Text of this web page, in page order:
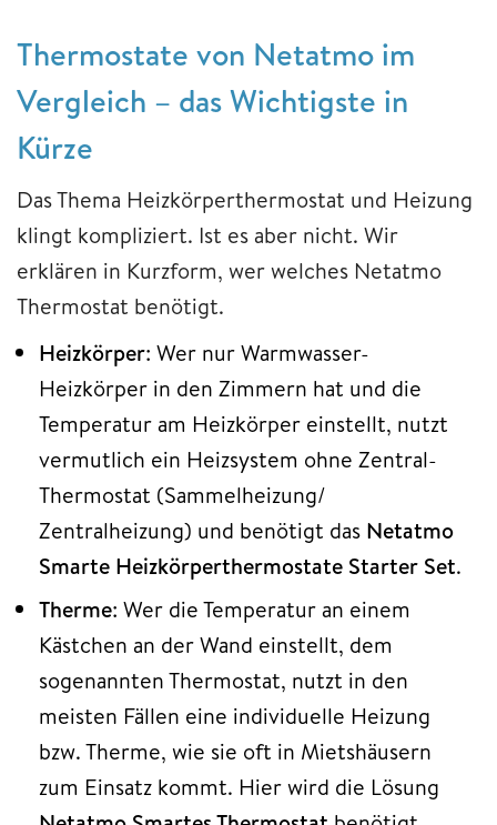
Thermostate von Netatmo im
Vergleich – das Wichtigste in
Kürze
Das Thema Heizkörperthermostat und Heizung
klingt kompliziert. Ist es aber nicht. Wir
erklären in Kurzform, wer welches Netatmo
Thermostat benötigt.
Heizkörper: Wer nur Warmwasser-
Heizkörper in den Zimmern hat und die
Temperatur am Heizkörper einstellt, nutzt
vermutlich ein Heizsystem ohne Zentral-
Thermostat (Sammelheizung/
Zentralheizung) und benötigt das Netatmo
Smarte Heizkörperthermostate Starter Set.
Therme: Wer die Temperatur an einem
Kästchen an der Wand einstellt, dem
sogenannten Thermostat, nutzt in den
meisten Fällen eine individuelle Heizung
bzw. Therme, wie sie oft in Mietshäusern
zum Einsatz kommt. Hier wird die Lösung